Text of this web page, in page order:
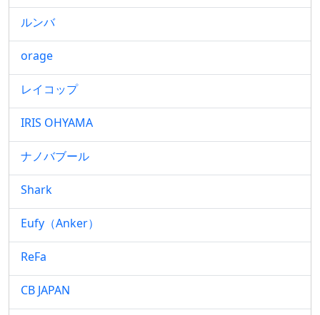
ルンバ
orage
レイコップ
IRIS OHYAMA
ナノバブール
Shark
Eufy（Anker）
ReFa
CB JAPAN